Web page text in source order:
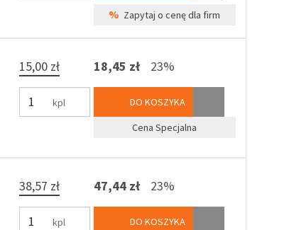
% Zapytaj o cenę dla firm
15,00 zł
kpl
18,45 zł 23%
DO KOSZYKA
Cena Specjalna
38,57 zł
kpl
47,44 zł 23%
DO KOSZYKA